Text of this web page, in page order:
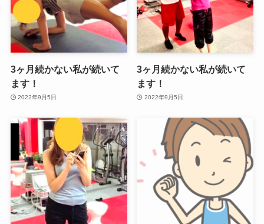
3ヶ月続かない私が続いて
ます！
2022年9月5日
3ヶ月続かない私が続いて
ます！
2022年9月5日